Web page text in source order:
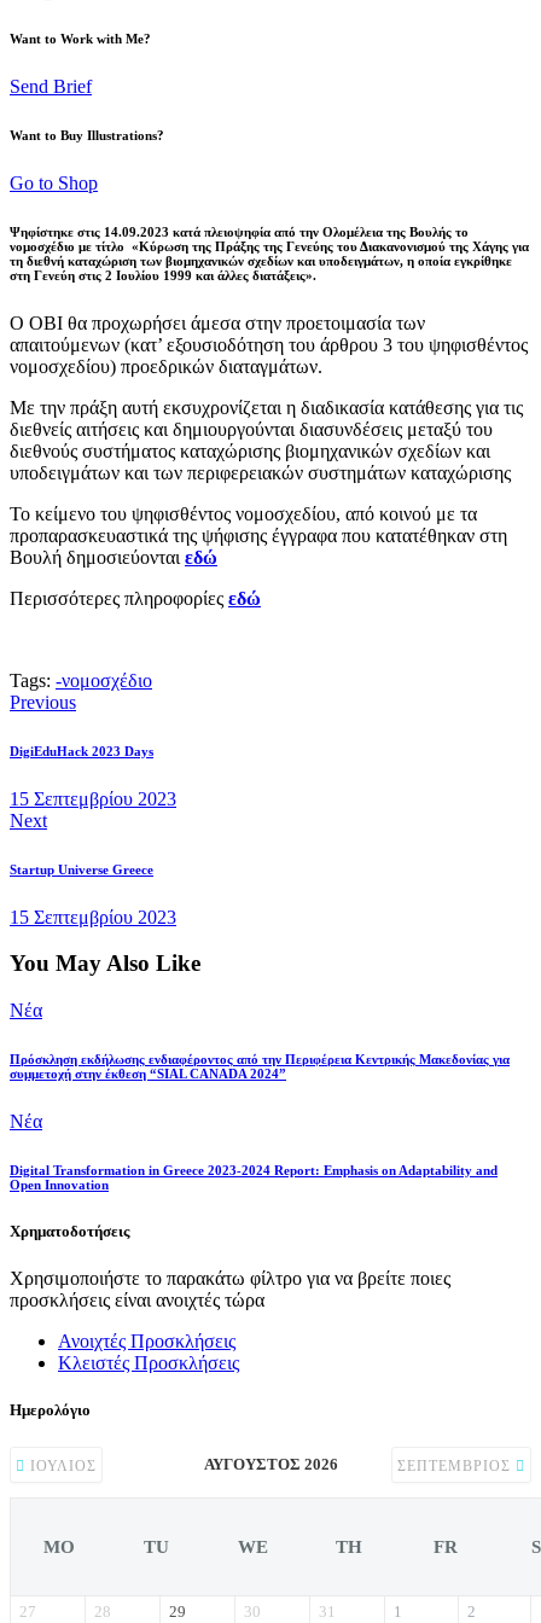
Want to Work with Me?
Send Brief
Want to Buy Illustrations?
Go to Shop
Ψηφίστηκε στις 14.09.2023 κατά πλειοψηφία από την Ολομέλεια της Βουλής το
νομοσχέδιο με τίτλο «Κύρωση της Πράξης της Γενεύης του Διακανονισμού της Χάγης για
τη διεθνή καταχώριση των βιομηχανικών σχεδίων και υποδειγμάτων, η οποία εγκρίθηκε
στη Γενεύη στις 2 Ιουλίου 1999 και άλλες διατάξεις».
Ο ΟΒΙ θα προχωρήσει άμεσα στην προετοιμασία των
απαιτούμενων (κατ’ εξουσιοδότηση του άρθρου 3 του ψηφισθέντος
νομοσχεδίου) προεδρικών διαταγμάτων.
Με την πράξη αυτή εκσυχρονίζεται η διαδικασία κατάθεσης για τις
διεθνείς αιτήσεις και δημιουργούνται διασυνδέσεις μεταξύ του
διεθνούς συστήματος καταχώρισης βιομηχανικών σχεδίων και
υποδειγμάτων και των περιφερειακών συστημάτων καταχώρισης
Το κείμενο του ψηφισθέντος νομοσχεδίου, από κοινού με τα
προπαρασκευαστικά της ψήφισης έγγραφα που κατατέθηκαν στη
Βουλή δημοσιεύονται εδώ
Περισσότερες πληροφορίες εδώ
Tags: -νομοσχέδιο
Πλοήγηση
άρθρων
Previous
DigiEduHack 2023 Days
15 Σεπτεμβρίου 2023
Next
Startup Universe Greece
15 Σεπτεμβρίου 2023
You May Also Like
Νέα
Πρόσκληση εκδήλωσης ενδιαφέροντος από την Περιφέρεια Κεντρικής Μακεδονίας για
συμμετοχή στην έκθεση “SIAL CANADA 2024”
Νέα
Digital Transformation in Greece 2023-2024 Report: Emphasis on Adaptability and
Open Innovation
Χρηματοδοτήσεις
Χρησιμοποιήστε το παρακάτω φίλτρο για να βρείτε ποιες
προσκλήσεις είναι ανοιχτές τώρα
Ανοιχτές Προσκλήσεις
Κλειστές Προσκλήσεις
Ημερολόγιο
ΙΟΎΛΙΟΣ ΑΎΓΟΥΣΤΟΣ 2026 ΣΕΠΤΈΜΒΡΙΟΣ
MO TU WE TH FR
27 28 29 30 31 1 2